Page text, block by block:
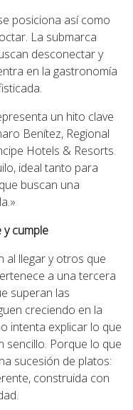
posiciona así como
La submarca
desconectar y
en la gastronomía
un hito clave
Benítez, Regional
Hotels & Resorts.
ideal tanto para
buscan una
cumple
al llegar y otros que
a una tercera
superan las
creciendo en la
intenta explicar lo que
sencillo. Porque lo que
sucesión de platos:
construida con